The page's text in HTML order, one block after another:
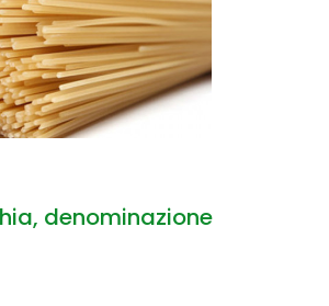
denominazione